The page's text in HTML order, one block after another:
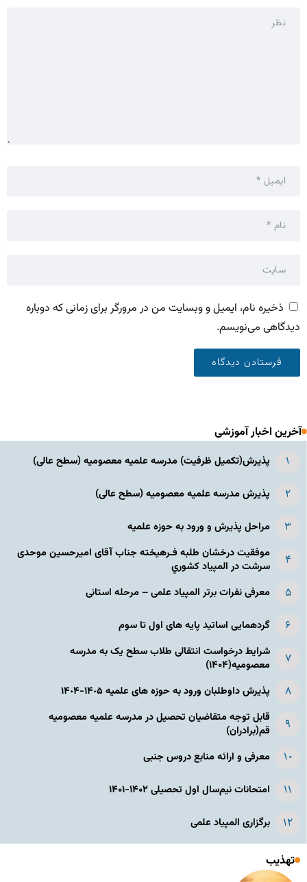
ذخیره نام، ایمیل و وبسایت من در مرورگر برای زمانی که دوباره
دیدگاهی می‌نویسم.
آخرین اخبار آموزشی
پذیرش(تکمیل ظرفیت) مدرسه علمیه معصومیه‌ (سطح عالی)
پذیرش مدرسه علمیه معصومیه‌ (سطح عالی)
مراحل پذیرش و ورود به حوزه علمیه
موفقیت درخشان طلبه فـرهیخته جناب آقای امیرحسین موحدی
سرشت در المپياد كشوري
معرفی نفرات برتر المپیاد علمی – مرحله استانی
گردهمایی اساتید پایه های اول تا سوم
شرایط درخواست انتقالی طلاب سطح یک به مدرسه
معصومیه(۱۴۰۴)
پذیرش داوطلبان ورود به حوزه های علمیه ١۴٠۵-١۴٠۴
قابل توجه متقاضیان تحصیل در مدرسه علمیه معصومیه
قم(برادران)
معرفی و ارائه منابع دروس جنبی
امتحانات نیم‌سال اول تحصیلی ۱۴۰۲-۱۴۰۱
برگزاری المپیاد علمی
تهذیب